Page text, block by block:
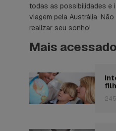
todas as possibilidades e
viagem pela Austrália.
realizar seu sonho!
Mais